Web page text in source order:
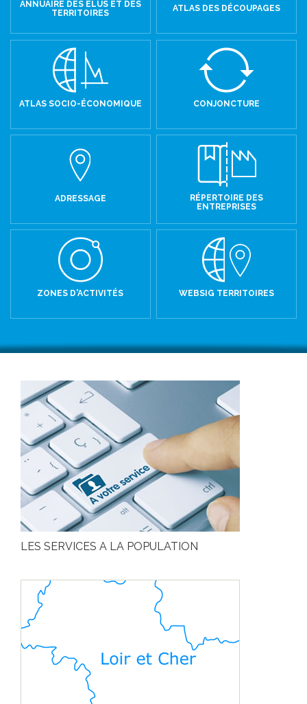
ANNUAIRE DES ÉLUS ET DES
TERRITOIRES
ATLAS DES DÉCOUPAGES
ATLAS SOCIO-ÉCONOMIQUE CONJONCTURE
ADRESSAGE
RÉPERTOIRE DES
ENTREPRISES
ZONES D'ACTIVITÉS WEBSIG TERRITOIRES
LES SERVICES A LA POPULATION